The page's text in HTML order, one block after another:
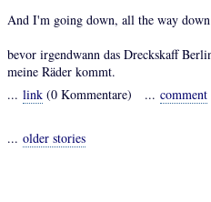
And I'm going down, all the way down
bevor irgendwann das Dreckskaff
meine Räder kommt.
... link (0 Kommentare) ... comment
... older stories